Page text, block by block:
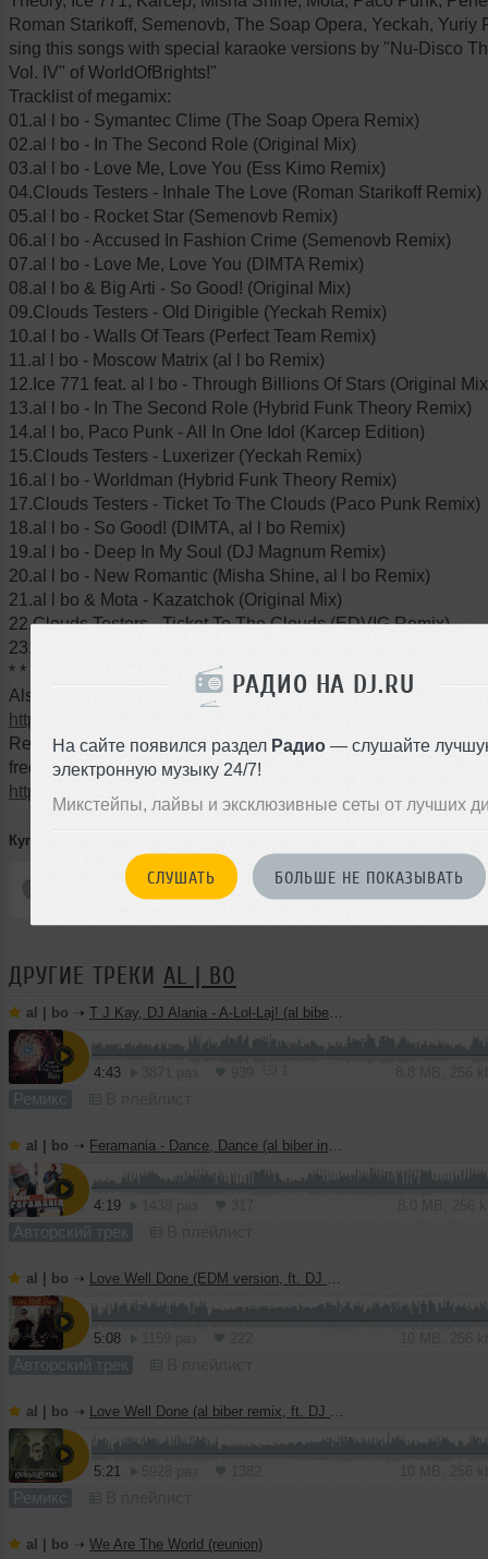
РАДИО НА DJ.RU
На сайте появился раздел Радио — слушайте
электронную музыку 24/7!
Микстейпы, лайвы и эксклюзивные сеты от лучших
СЛУШАТЬ БОЛЬШЕ НЕ ПОКАЗЫВАТЬ
Roman Starikoff, Semenovb, The Soap Opera, Yeckah, Yuriy
sing this songs with special karaoke versions by "Nu-Disco
Vol. IV" of WorldOfBrights!"
Tracklist of megamix:
01.al l bo - Symantec Clime (The Soap Opera Remix)
02.al l bo - In The Second Role (Original Mix)
03.al l bo - Love Me, Love You (Ess Kimo Remix)
04.Clouds Testers - Inhale The Love (Roman Starikoff Remix)
05.al l bo - Rocket Star (Semenovb Remix)
06.al l bo - Accused In Fashion Crime (Semenovb Remix)
07.al l bo - Love Me, Love You (DIMTA Remix)
08.al l bo & Big Arti - So Good! (Original Mix)
09.Clouds Testers - Old Dirigible (Yeckah Remix)
10.al l bo - Walls Of Tears (Perfect Team Remix)
11.al l bo - Moscow Matrix (al l bo Remix)
12.Ice 771 feat. al l bo - Through Billions Of Stars (Original
13.al l bo - In The Second Role (Hybrid Funk Theory Remix)
14.al l bo, Paco Punk - All In One Idol (Karcep Edition)
15.Clouds Testers - Luxerizer (Yeckah Remix)
16.al l bo - Worldman (Hybrid Funk Theory Remix)
17.Clouds Testers - Ticket To The Clouds (Paco Punk Remix)
18.al l bo - So Good! (DIMTA, al l bo Remix)
19.al l bo - Deep In My Soul (DJ Magnum Remix)
20.al l bo - New Romantic (Misha Shine, al l bo Remix)
21.al l bo & Mota - Kazatchok (Original Mix)
22.Clouds Testers - Ticket To The Clouds (EDVIG Remix)
23.Clouds Testers - Born in XX (Yuriy Poleg Remix)
* * *
Also do not forget to support us below:
https://www.facebook.com/alboonair
Remixpacks, vocal & saxophone acapellas of WorldOfBrights
free:
http://worldofbrights.com/pro-zone.php
Купить трек:
ДРУГИЕ ТРЕКИ AL | BO
al | bo ➝ T J Kay, DJ Alania - A-Lol-Laj! (al biber remix)
4:43
Ремикс
al | bo ➝ Feramania - Dance, Dance (al biber instrumental mix)
4:19
Авторский трек
al | bo ➝ Love Well Done (EDM version, ft. DJ Haley)
5:08
Авторский трек
al | bo ➝ Love Well Done (al biber remix, ft. DJ Haley)
5:21
Ремикс
al | bo ➝ We Are The World (reunion)